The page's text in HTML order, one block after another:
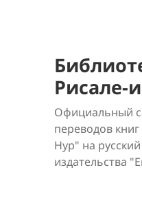
Рисале-
Официальный
переводов
Нур" на
издательства